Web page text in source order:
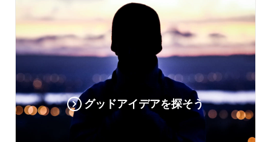
グッドアイデアを探そう